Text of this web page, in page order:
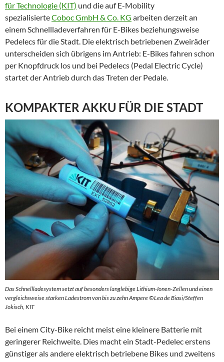
für Technologie (KIT) und die auf E-Mobility
spezialisierteCoboc GmbH & Co. KG arbeiten derzeit an
einem Schnellladeverfahren für E-Bikes beziehungsweise
Pedelecs für die Stadt. Die elektrisch betriebenen Zweiräder
unterscheiden sich übrigens im Antrieb: E-Bikes fahren schon
per Knopfdruck los und bei Pedelecs (Pedal Electric Cycle)
startet der Antrieb durch das Treten der Pedale.
KOMPAKTER AKKU FÜR DIE STADT
Das Schnellladesystem setzt auf besonders langlebige Lithium-Ionen-Zellen und einen
vergleichsweise starken Ladestrom von bis zu zehn Ampere ©Lea de Biasi/Steffen
Jokisch, KIT
Bei einem City-Bike reicht meist eine kleinere Batterie mit
geringerer Reichweite. Dies macht ein Stadt-Pedelec erstens
günstiger als andere elektrisch betriebene Bikes und zweitens